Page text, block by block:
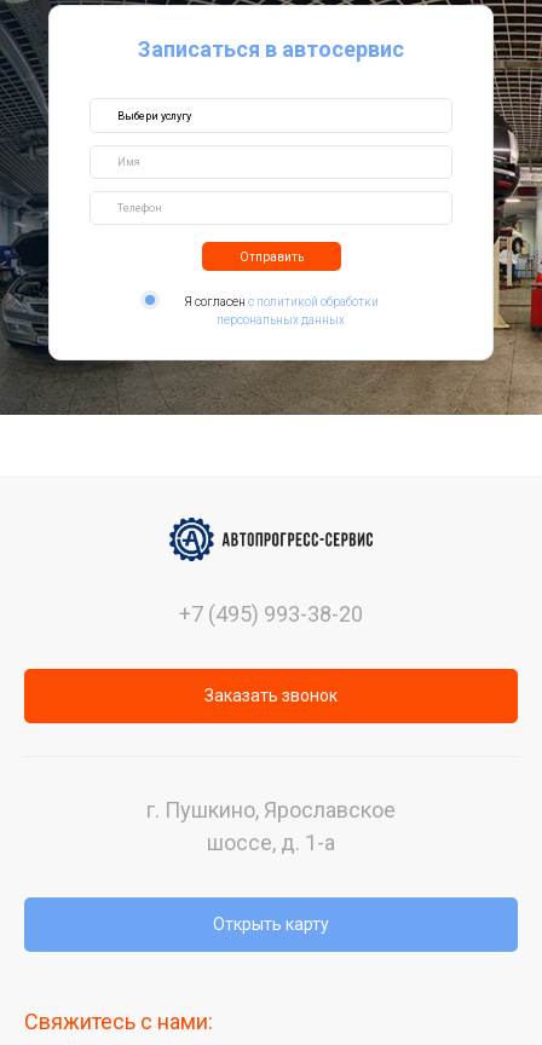
Записаться в автосервис
Отправить
Я согласен с политикой обработки
персональных данных
+7 (495) 993-38-20
Заказать звонок
г. Пушкино, Ярославское
шоссе, д. 1-а
Открыть карту
Свяжитесь с нами: